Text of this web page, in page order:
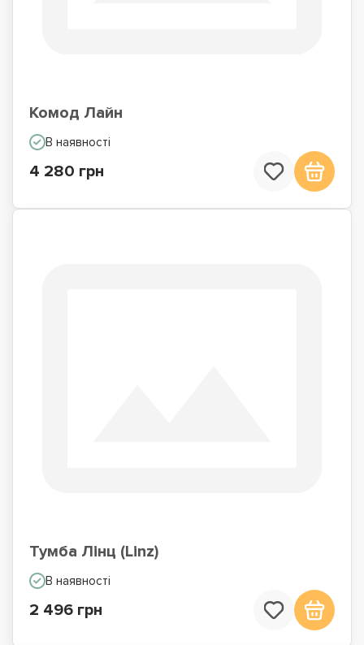
Комод Лайн
В наявності
4 280 грн
Тумба Лінц (Linz)
В наявності
2 496 грн